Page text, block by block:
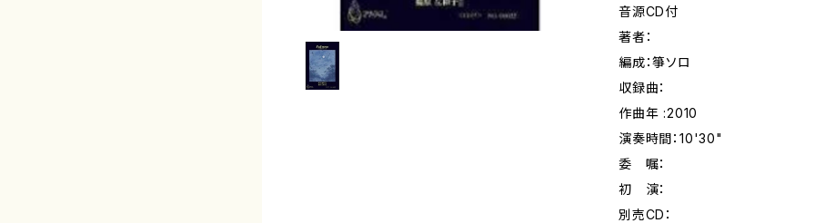
音源CD付
著者：
編成：箏ソロ
収録曲：
作曲年 :2010
演奏時間：10'30"
委 嘱：
初 演：
別売CD：